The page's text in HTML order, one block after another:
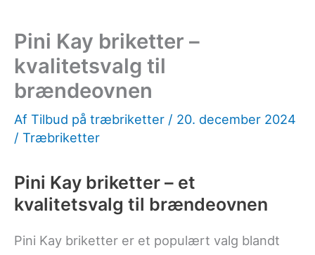
Pini Kay briketter –
kvalitetsvalg til
brændeovnen
Af Tilbud på træbriketter / 20. december 2024
/ Træbriketter
Pini Kay briketter – et
kvalitetsvalg til brændeovnen
Pini Kay briketter er et populært valg blandt